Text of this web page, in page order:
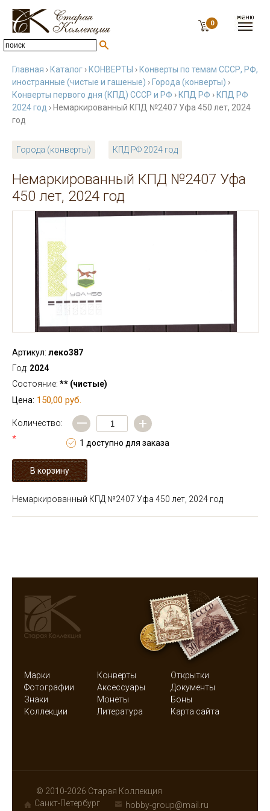
0
Главная › Каталог › КОНВЕРТЫ › Конверты по темам СССР, РФ,
иностранные (чистые и гашеные) › Города (конверты) ›
Конверты первого дня (КПД) СССР и РФ › КПД РФ › КПД РФ
2024 год › Немаркированный КПД №2407 Уфа 450 лет, 2024
год
Города (конверты) КПД РФ 2024 год
Немаркированный КПД №2407 Уфа
450 лет, 2024 год
Артикул: леко387
Год: 2024
Состояние: ** (чистые)
Цена: 150,00 руб.
Количество:
*
— +
1 доступно для заказа
Немаркированный КПД №2407 Уфа 450 лет, 2024 год
Марки Конверты
Открытки
Фотографии
Аксессуары
Документы
Знаки
Монеты
Боны
Коллекции
Литература Карта сайта
© 2010-2026 Старая Коллекция
Санкт-Петербург
hobby-group@mail.ru